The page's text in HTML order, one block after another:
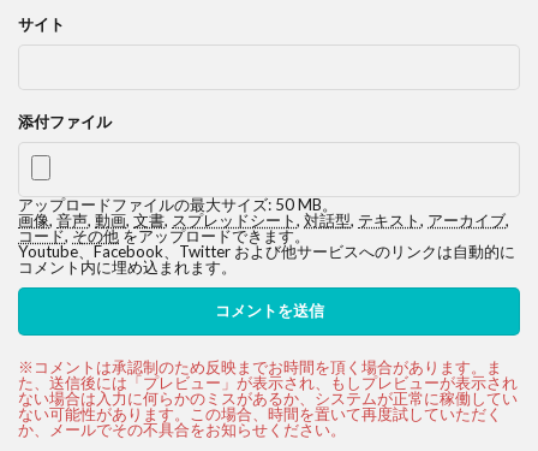
サイト
添付ファイル
アップロードファイルの最大サイズ: 50 MB。
画像, 音声, 動画, 文書, スプレッドシート, 対話型, テキスト, アーカイブ,
コード,その他をアップロードできます。
Youtube、Facebook、Twitter および他サービスへのリンクは自動的に
コメント内に埋め込まれます。